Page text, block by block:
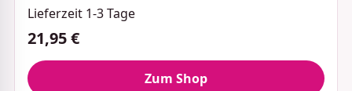
Lieferzeit 1-3 Tage
21,95 €
Zum Shop